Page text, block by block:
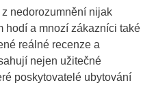
nedorozumnění nijak
hodí a mnozí zákazníci také
reálné recenze a
nejen užitečné
poskytovatelé ubytování